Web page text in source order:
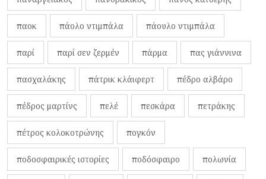
παοκ πάολο ντιμπάλα πάουλο ντιμπάλα
παρί παρί σεν ζερμέν πάρμα πας γιάννινα
πασχαλάκης πάτρικ κλάιφερτ πέδρο αλβάρο
πέδρος μαρτίνς πελέ πεσκάρα πετράκης
πέτρος κολοκοτρώνης πογκόν
ποδοσφαιρικές ιστορίες ποδόσφαιρο πολωνία